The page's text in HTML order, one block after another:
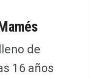
de
16 años